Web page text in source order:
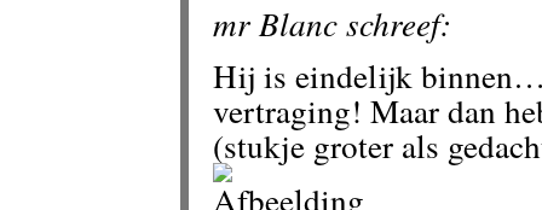
mr Blanc schreef:
Hij is eindelijk
vertraging! Maar dan
(stukje groter als